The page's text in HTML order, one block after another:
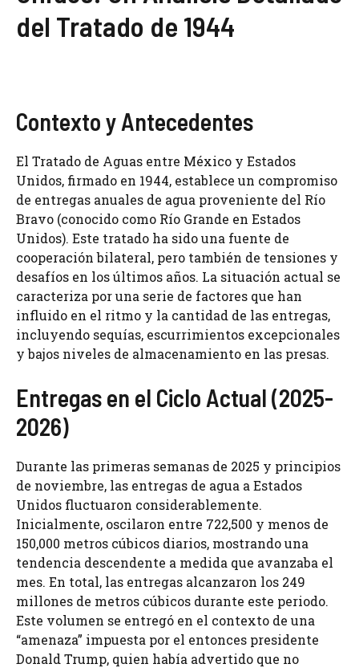
del Tratado de 1944
Contexto y Antecedentes
El Tratado de Aguas entre México y Estados
Unidos, firmado en 1944, establece un compromiso
de entregas anuales de agua proveniente del Río
Bravo (conocido como Río Grande en Estados
Unidos). Este tratado ha sido una fuente de
cooperación bilateral, pero también de tensiones y
desafíos en los últimos años. La situación actual se
caracteriza por una serie de factores que han
influido en el ritmo y la cantidad de las entregas,
incluyendo sequías, escurrimientos excepcionales
y bajos niveles de almacenamiento en las presas.
Entregas en el Ciclo Actual (2025-
2026)
Durante las primeras semanas de 2025 y principios
de noviembre, las entregas de agua a Estados
Unidos fluctuaron considerablemente.
Inicialmente, oscilaron entre 722,500 y menos de
150,000 metros cúbicos diarios, mostrando una
tendencia descendente a medida que avanzaba el
mes. En total, las entregas alcanzaron los 249
millones de metros cúbicos durante este periodo.
Este volumen se entregó en el contexto de una
“amenaza” impuesta por el entonces presidente
Donald Trump, quien había advertido que no